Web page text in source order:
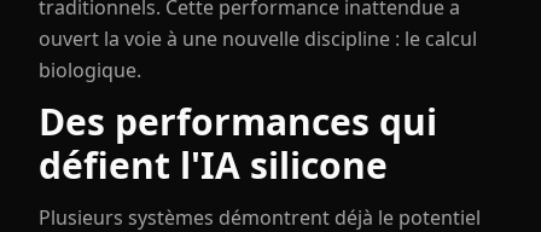
traditionnels. Cette performance inattendue a
ouvert la voie à une nouvelle discipline : le calcul
biologique.
Des performances qui
défient l'IA silicone
Plusieurs systèmes démontrent déjà le potentiel